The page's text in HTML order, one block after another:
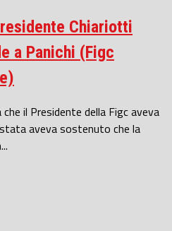
Chiariotti
a Panichi (Figc
il Presidente della Figc aveva
aveva sostenuto che la